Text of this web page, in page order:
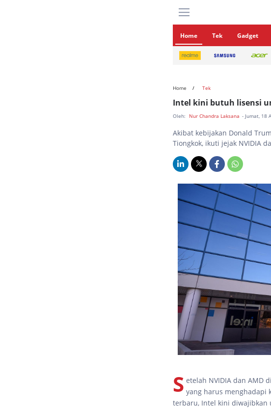
Home Tek Gadget
Home Tek
Intel kini butuh lisensi
Oleh: Nur Chandra Laksana - Jumat, 18
Akibat kebijakan Donald
Tiongkok, ikuti jejak NVIDIA
S etelah NVIDIA dan AMD
yang harus menghadapi
terbaru, Intel kini diwajibkan